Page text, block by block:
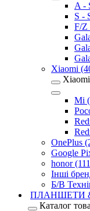
A -
S -
F/Z
Xiaomi
Mi
OnePlus
Google
honor
Інші
Б/В
ПЛАНШЕТИ
Каталог